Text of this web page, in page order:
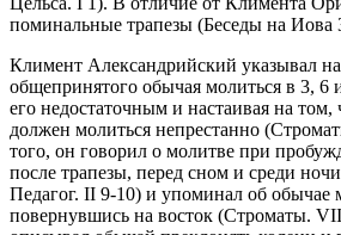
поминальные трапезы (Беседы на Иова
Климент Александрийский указывал
общепринятого обычая молиться в 3, 6
его недостаточным и настаивая на том,
должен молиться непрестанно
того, он говорил о молитве при
после трапезы, перед сном и среди
Педагог. II 9-10) и упоминал об обычае
повернувшись на восток (Строматы.